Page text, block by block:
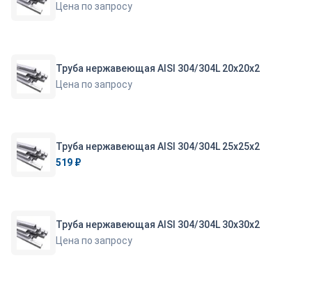
Цена по запросу
Труба нержавеющая AISI 304/304L 20х20х2
Цена по запросу
Труба нержавеющая AISI 304/304L 25х25х2
519 ₽
Труба нержавеющая AISI 304/304L 30х30х2
Цена по запросу